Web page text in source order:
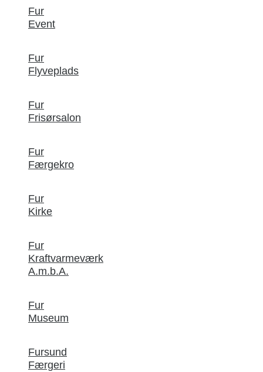
Fur
Event
Fur
Flyveplads
Fur
Frisørsalon
Fur
Færgekro
Fur
Kirke
Fur
Kraftvarmeværk
A.m.b.A.
Fur
Museum
Fursund
Færgeri